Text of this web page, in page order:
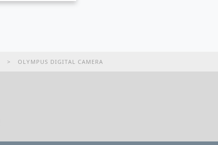
> OLYMPUS DIGITAL CAMERA